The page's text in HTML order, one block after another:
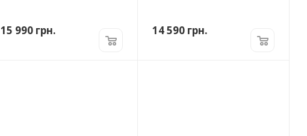
15 990 грн. 14 590 грн.